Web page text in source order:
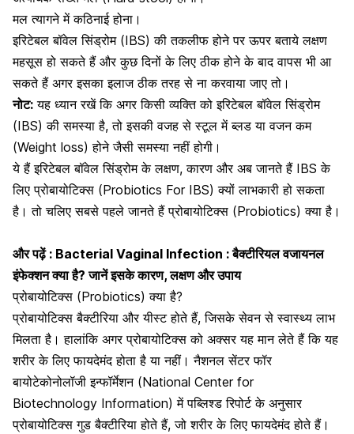
मल त्यागने में कठिनाई होना।
इरिटेबल बॉवेल सिंड्रोम (IBS) की तकलीफ होने पर ऊपर बताये लक्षण
महसूस हो सकते हैं और कुछ दिनों के लिए ठीक होने के बाद वापस भी आ
सकते हैं अगर इसका इलाज ठीक तरह से ना करवाया जाए तो।
नोट: यह ध्यान रखें कि अगर किसी व्यक्ति को इरिटेबल बॉवेल सिंड्रोम
(IBS) की समस्या है, तो इसकी वजह से स्टूल में ब्लड या वजन कम
(Weight loss) होने जैसी समस्या नहीं होगी।
ये हैं इरिटेबल बॉवेल सिंड्रोम के लक्षण, कारण और अब जानते हैं IBS के
लिए प्रोबायोटिक्स (Probiotics For IBS) क्यों लाभकारी हो सकता
है। तो चलिए सबसे पहले जानते हैं प्रोबायोटिक्स (Probiotics) क्या है।
और पढ़ें : Bacterial Vaginal Infection : बैक्टीरियल वजायनल
इंफेक्शन क्या है? जानें इसके कारण, लक्षण और उपाय
प्रोबायोटिक्स (Probiotics) क्या है?
प्रोबायोटिक्स बैक्टीरिया और यीस्ट होते हैं, जिसके सेवन से स्वास्थ्य लाभ
मिलता है। हालांकि अगरप्रोबायोटिक्स को अक्सर यह मान लेते हैं कि यह
शरीर के लिए फायदेमंद होता है या नहीं। नैशनल सेंटर फॉर
बायोटेकोनोलॉजी इन्फॉर्मेशन (National Center for
Biotechnology Information) में पब्लिश्ड रिपोर्ट के अनुसार
प्रोबायोटिक्स गुड बैक्टीरिया होते हैं, जो शरीर के लिए फायदेमंद होते हैं।